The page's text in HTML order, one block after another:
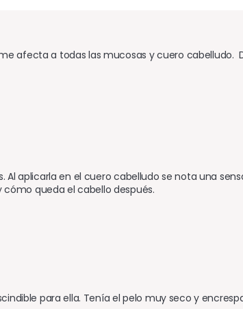
afecta a todas las mucosas y cuero cabelludo.
Al aplicarla en el cuero cabelludo se nota una
queda el cabello después.
para ella. Tenía el pelo muy seco y